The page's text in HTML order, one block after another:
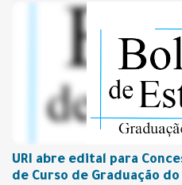
URI abre edital para
de Curso de Graduação